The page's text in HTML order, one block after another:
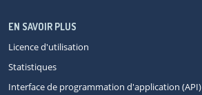
EN SAVOIR PLUS
Licence d'utilisation
Statistiques
Interface de programmation d'application (API)